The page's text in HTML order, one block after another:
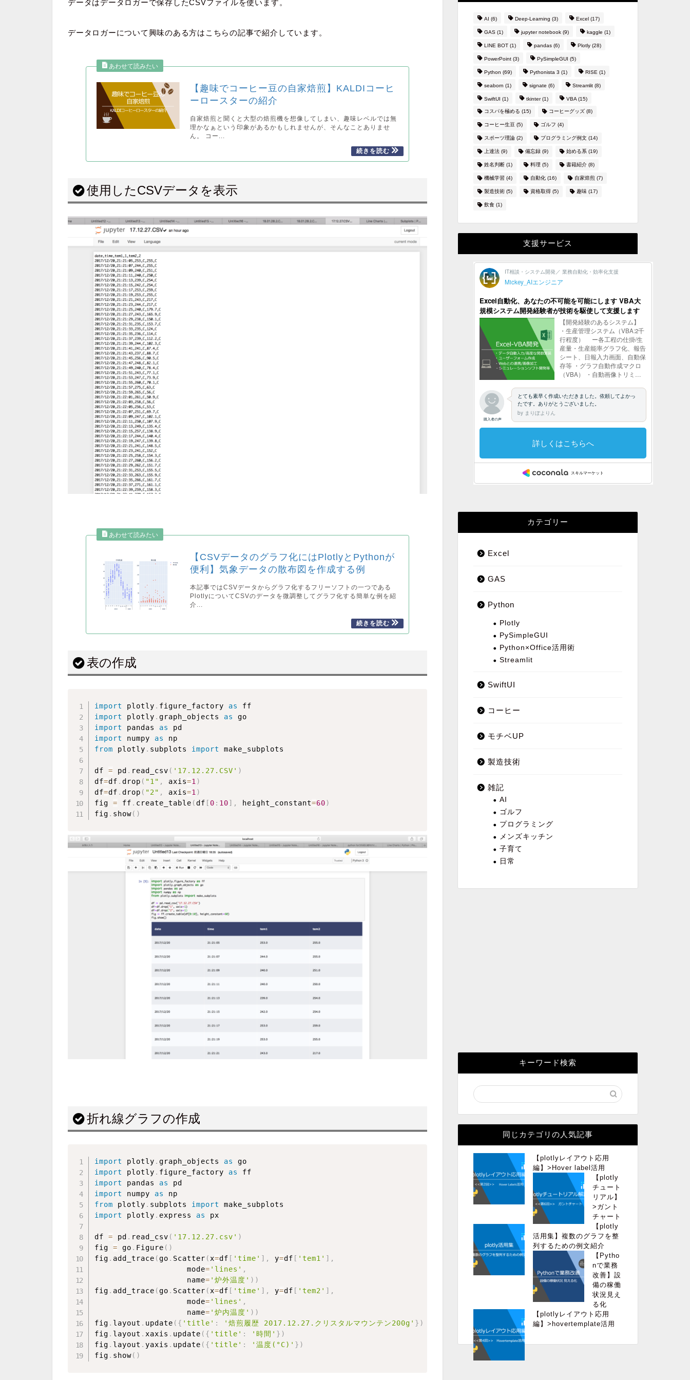
データはデータロガーで保存したCSVファイルを使います。
データロガーについて興味のある方はこちらの記事で紹介しています。
【趣味でコーヒー豆の自家焙煎】KALDIコーヒ
ーロースターの紹介
自家焙煎と聞くと大型の焙煎機を想像してしまい、趣味レベルでは無
理かなぁという印象があるかもしれませんが、そんなことありませ
ん。 コー...
使用したCSVデータを表示
【CSVデータのグラフ化にはPlotlyとPythonが
便利】気象データの散布図を作成する例
本記事ではCSVデータからグラフ化するフリーソフトの一つである
PlotlyについてCSVのデータを微調整してグラフ化する簡単な例を紹
介...
表の作成
import plotly . figure_factory as
import
plotly . graph_objects as
import
pandas as
import
numpy as
from plotly . subplots import make_subplots
df = pd . read_csv ( '17.12.27.CSV' )
df=df . drop ( "1" , axis=1 )
df=df . drop ( "2" , axis=1 )
fig = ff . create_table (df [ 0 : 10] , height_constant=60)
fig . show( )
折れ線グラフの作成
import plotly . graph_objects as
import
plotly . figure_factory as
import
pandas as
import
numpy as
from plotly . subplots import
import
plotly . express as px
df = pd . read_csv ( '17.12.27.csv' )
fig = go . Figure ( )
fig . add_trace (go . Scatter (x=df [ 'time' ] , y=df [ 'tem1' ] ,
                    mode
= 'lines' ,
                    name
= '炉外温度' ) )
fig . add_trace (go . Scatter (x=df [ 'time' ] , y=df [ 'tem2' ] ,
                    mode
= 'lines' ,
                    name
= '炉内温度' ) )
fig . layout . update ( { 'title' : '焙煎履歴 2017.12.27.クリスタルマウンテン200g' } )
fig . layout . xaxis . update ( { 'title' : '時間' } )
fig . layout . yaxis . update ( { 'title' : '温度(°C)' } )
fig . show( )
AI (6) Deep-Learning (3) Excel(17)
GAS(1) jupyter notebook(9) kaggle (1)
LINE BOT(1) pandas(6) Plotly(28)
PowerPoint(3) PySimpleGUI (5)
Python (69) Pythonista 3 (1) RISE (1)
seaborn (1) signate (6) Streamlit(8)
SwiftUI (1) tkinter(1) VBA(15)
コスパを極める (15) コーヒーグッズ(8)
コーヒー生豆 (5) ゴルフ (4)
スポーツ理論(2) プログラミング例文(14)
上達法(9) 備忘録(9) 始める系(19)
姓名判断(1) 料理 (5) 書籍紹介(8)
機械学習 (4) 自動化(16) 自家焙煎(7)
製造技術(5) 資格取得(5) 趣味(17)
飲食(1)
支援サービス
カテゴリー
Excel
GAS
Python
Plotly
PySimpleGUI
Python×Office活用術
Streamlit
SwiftUI
コーヒー
モチベUP
製造技術
雑記
AI
ゴルフ
プログラミング
メンズキッチン
子育て
日常
キーワード検索
同じカテゴリの人気記事
【plotlyレイアウト応用
編】>Hover label活用
【plotly
チュート
リアル】
>ガント
チャート
【plotly
活用集】複数のグラフを整
列するための例文紹介
【Pytho
nで業務
改善】設
備の稼働
状況見え
る化
【plotlyレイアウト応用
編】>hovertemplate活用